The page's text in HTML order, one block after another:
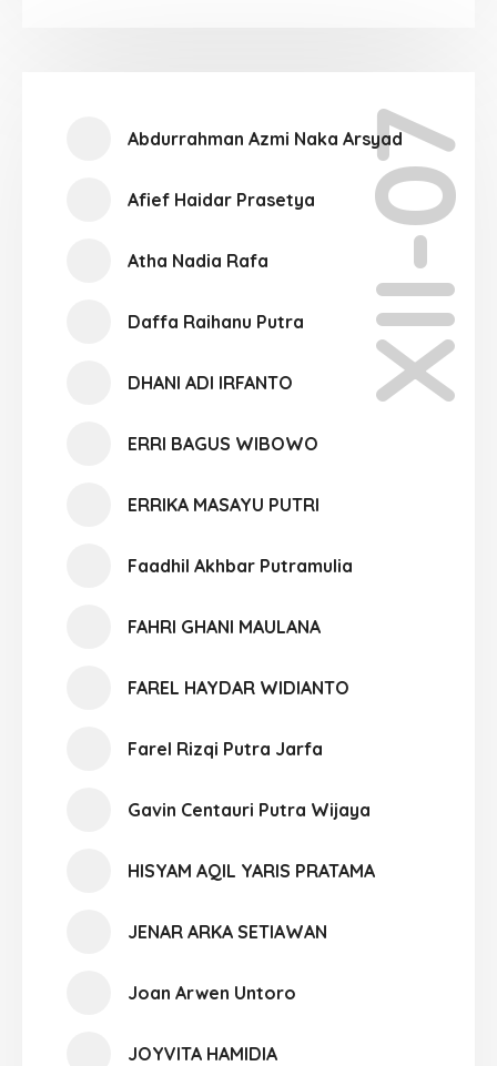
XII-07
Abdurrahman Azmi Naka Arsyad
Afief Haidar Prasetya
Atha Nadia Rafa
Daffa Raihanu Putra
DHANI ADI IRFANTO
ERRI BAGUS WIBOWO
ERRIKA MASAYU PUTRI
Faadhil Akhbar Putramulia
FAHRI GHANI MAULANA
FAREL HAYDAR WIDIANTO
Farel Rizqi Putra Jarfa
Gavin Centauri Putra Wijaya
HISYAM AQIL YARIS PRATAMA
JENAR ARKA SETIAWAN
Joan Arwen Untoro
JOYVITA HAMIDIA